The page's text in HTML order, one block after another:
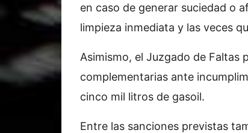
en caso de generar suciedad o
limpieza inmediata y las veces
Asimismo, el Juzgado de Faltas
complementarias ante
cinco mil litros de gasoil.
Entre las sanciones previstas